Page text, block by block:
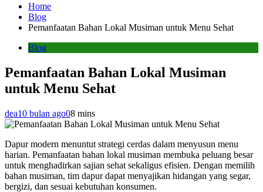
Home
Blog
Pemanfaatan Bahan Lokal Musiman untuk Menu Sehat
Blog
Pemanfaatan Bahan Lokal Musiman
untuk Menu Sehat
dea10 bulan ago08 mins
Dapur modern menuntut strategi cerdas dalam menyusun menu
harian. Pemanfaatan bahan lokal musiman membuka peluang besar
untuk menghadirkan sajian sehat sekaligus efisien. Dengan memilih
bahan musiman, tim dapur dapat menyajikan hidangan yang segar,
bergizi, dan sesuai kebutuhan konsumen.